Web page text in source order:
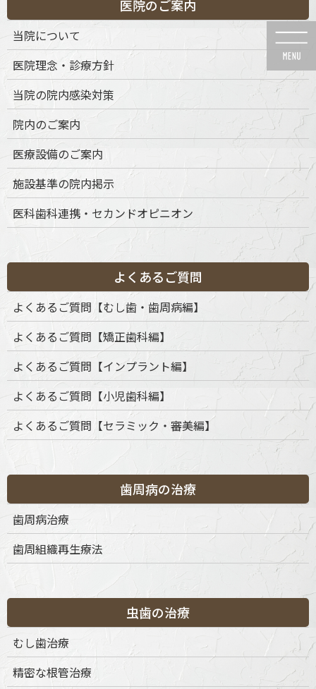
ン
ン
に
動
ビ
ー
ョ
に
動
News
HOME News 医療設備のご案内 afpm
カ
テ
医院のご案内
当院について
医院理念・診療方針
当院の院内感染対策
院内のご案内
医療設備のご案内
施設基準の院内掲示
医科歯科連携・セカンドオピニオン
よくあるご質問
よくあるご質問【むし歯・歯周病編】
よくあるご質問【矯正歯科編】
よくあるご質問【インプラント編】
よくあるご質問【小児歯科編】
よくあるご質問【セラミック・審美編】
歯周病の治療
歯周病治療
歯周組織再生療法
虫歯の治療
むし歯治療
精密な根管治療